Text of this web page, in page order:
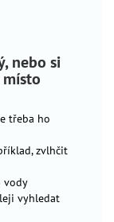
nebo si
třeba ho
zvlhčit
vody
vyhledat